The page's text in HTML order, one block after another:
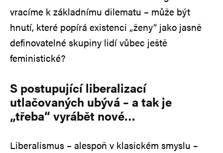
vracíme k základnímu dilematu – může být
hnutí, které popírá existenci „ženy“ jako jasně
definovatelné skupiny lidí vůbec ještě
feministické?
S postupující liberalizací
utlačovaných ubývá – a tak je
„třeba“ vyrábět nové…
Liberalismus – alespoň v klasickém smyslu –